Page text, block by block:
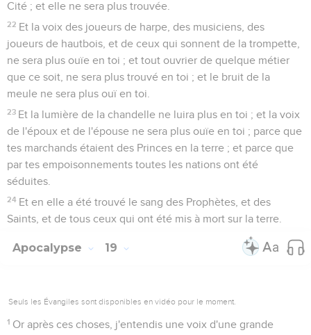
Cité ; et elle ne sera plus trouvée.
22 Et la voix des joueurs de harpe, des musiciens, des
joueurs de hautbois, et de ceux qui sonnent de la trompette,
ne sera plus ouïe en toi ; et tout ouvrier de quelque métier
que ce soit, ne sera plus trouvé en toi ; et le bruit de la
meule ne sera plus ouï en toi.
23 Et la lumière de la chandelle ne luira plus en toi ; et la voix
de l'époux et de l'épouse ne sera plus ouïe en toi ; parce que
tes marchands étaient des Princes en la terre ; et parce que
par tes empoisonnements toutes les nations ont été
séduites.
24 Et en elle a été trouvé le sang des Prophètes, et des
Saints, et de tous ceux qui ont été mis à mort sur la terre.
Apocalypse 19
Seuls les Évangiles sont disponibles en vidéo pour le moment.
1 Or après ces choses, j'entendis une voix d'une grande